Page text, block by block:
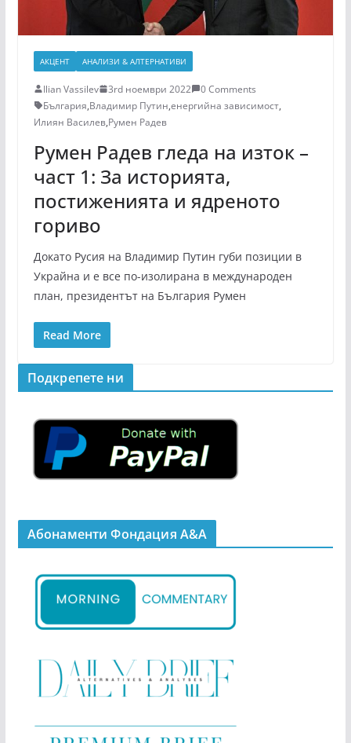
АКЦЕНТ АНАЛИЗИ & АЛТЕРНАТИВИ
Ilian Vassilev 3rd ноември 2022
0 Comments
България,Владимир Путин,енергийна зависимост,
Илиян Василев,Румен Радев
Румен Радев гледа на изток –
част 1: За историята,
постиженията и ядреното
гориво
Докато Русия на Владимир Путин губи позиции в
Украйна и е все по-изолирана в международен
план, президентът на България Румен
Read More
Подкрепeте ни
Абонаменти Фондация А&A